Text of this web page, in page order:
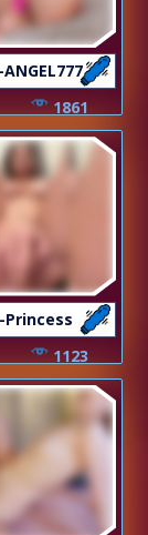
1861
1123